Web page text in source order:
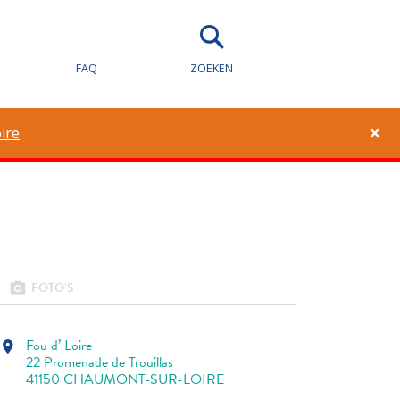
FAQ ZOEKEN
×
1 0
photo_camera FOTO’S
location_on Fou d’ Loire
22 Promenade de Trouillas
41150 CHAUMONT-SUR-LOIRE